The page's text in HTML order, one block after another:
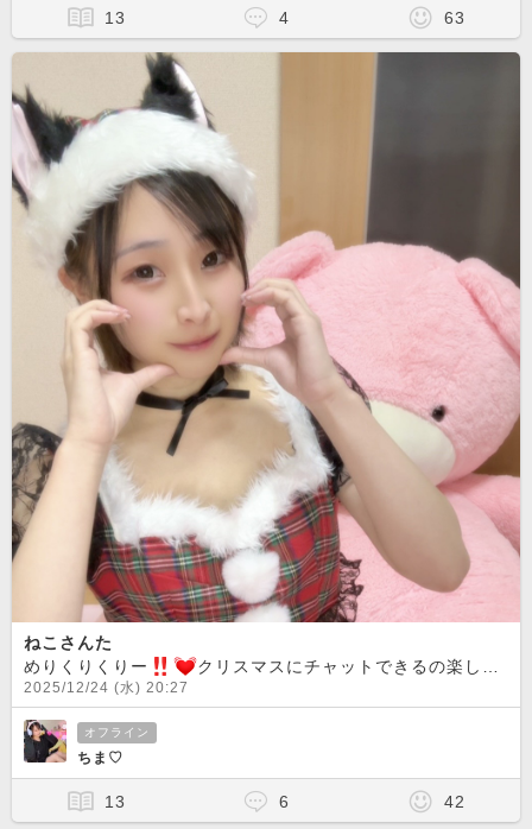
13 4 63
ねこさんた
めりくりくりー
クリスマスにチャットできるの楽しすぎる
2025/12/24 (水) 20:27
オフライン
ちま♡
13 6 42